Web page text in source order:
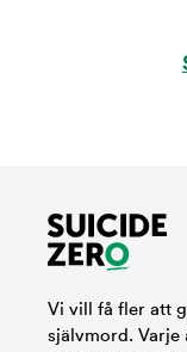
Vi vill få fler att
självmord. Varje